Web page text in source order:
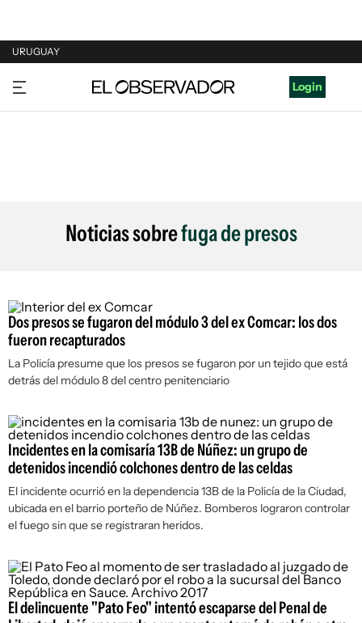
URUGUAY
URUGUAY
ARGENTINA
Login
Noticias sobrefuga de presos
Dos presos se fugaron del módulo 3 del ex Comcar: los dos
fueron recapturados
La Policía presume que los presos se fugaron por un tejido que está
detrás del módulo 8 del centro penitenciario
Incidentes en la comisaría 13B de Núñez: un grupo de
detenidos incendió colchones dentro de las celdas
El incidente ocurrió en la dependencia 13B de la Policía de la Ciudad,
ubicada en el barrio porteño de Núñez. Bomberos lograron controlar
el fuego sin que se registraran heridos.
El delincuente "Pato Feo" intentó escaparse del Penal de